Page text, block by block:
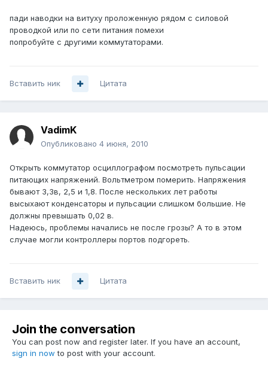
пади наводки на витуху проложенную рядом с силовой
проводкой или по сети питания помехи
попробуйте с другими коммутаторами.
Вставить ник Цитата
VadimK
Опубликовано 4 июня, 2010
Открыть коммутатор осциллографом посмотреть пульсации
питающих напряжений. Вольтметром померить. Напряжения
бывают 3,3в, 2,5 и 1,8. После нескольких лет работы
высыхают конденсаторы и пульсации слишком большие. Не
должны превышать 0,02 в.
Надеюсь, проблемы начались не после грозы? А то в этом
случае могли контроллеры портов подгореть.
Вставить ник Цитата
Join the conversation
You can post now and register later. If you have an account,
sign in now to post with your account.